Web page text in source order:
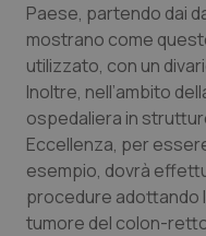
Valle D’Aosta
Veneto
Oncologia &
Psoriasi & pelle
Paese, partendo dai
mostrano come
utilizzato, con un
Inoltre, nell’ambito
ospedaliera in
Eccellenza, per
esempio, dovrà
procedure adottando
tumore del colon-